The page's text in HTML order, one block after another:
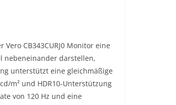
CB343CURJ0 Monitor eine
nebeneinander darstellen,
unterstützt eine gleichmäßige
m² und HDR10-Unterstützung
von 120 Hz und eine